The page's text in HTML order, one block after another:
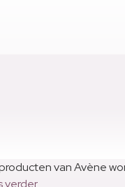
van Avène
verder